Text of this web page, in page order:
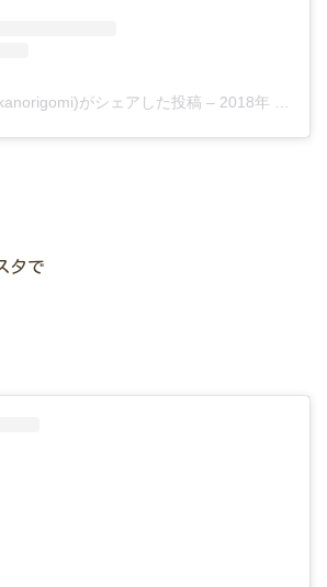
がシェアした投稿 – 2018年 9月月17日午後10時28分PDT
タで